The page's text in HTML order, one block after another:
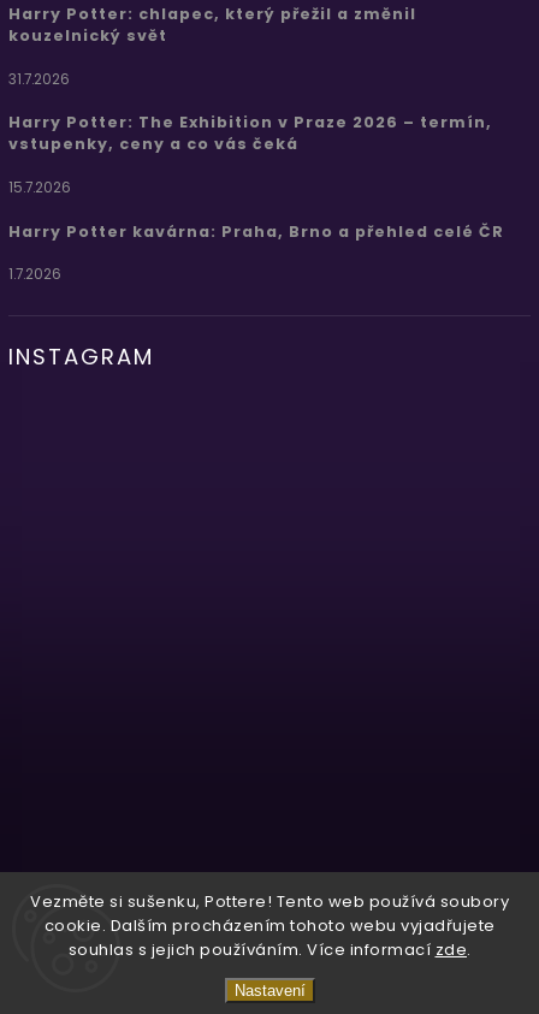
Vezměte si sušenku, Pottere! Tento web používá soubory
cookie. Dalším procházením tohoto webu vyjadřujete
souhlas s jejich používáním. Více informací zde.
Nastavení
Harry Potter: chlapec, který přežil a změnil
kouzelnický svět
31.7.2026
Harry Potter: The Exhibition v Praze 2026 – termín,
vstupenky, ceny a co vás čeká
15.7.2026
Harry Potter kavárna: Praha, Brno a přehled celé ČR
1.7.2026
INSTAGRAM
Sledovat na Instagramu
Copyright 2026Wizardo. Všechna práva vyhrazena.
| DesignShoptak.cz.